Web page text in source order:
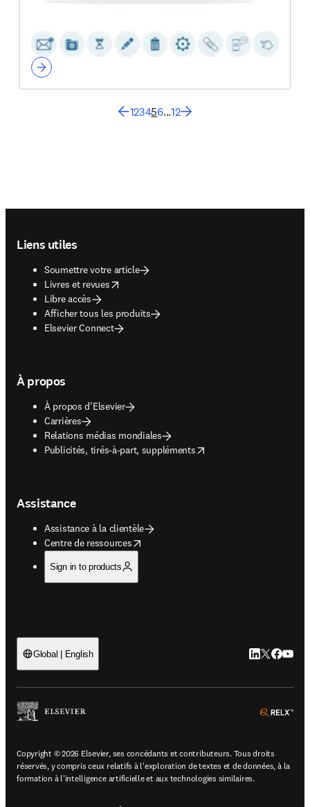
123456...12
Liens utiles
Soumettre votre article
Livres et revues
opens in new tab/window
Libre accès
Afficher tous les produits
Elsevier Connect
À propos
À propos d’Elsevier
Carrières
Relations médias mondiales
Publicités, tirés-à-part, suppléments
opens in new tab/window
Assistance
Assistance à la clientèle
Centre de ressources
opens in new tab/window
Sign in to products
Global | English LinkedIn
Twitter
Copyright © 2026 Elsevier, ses concédants et contributeurs. Tous droits
réservés, y compris ceux relatifs à l'exploration de textes et de données, à la
formation à l'intelligence artificielle et aux technologies similaires.